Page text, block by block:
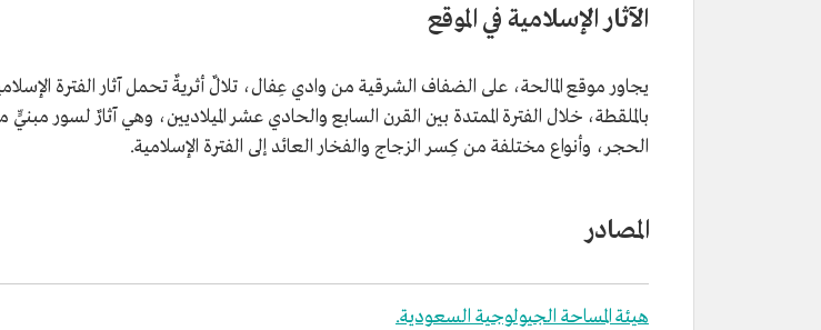
الآثار الإسلامية في الموقع
يجاور موقع المالحة، على الضفاف الشرقية من وادي عِفال، تلالٌ أثريةٌ تحمل آثار الفترة
بالملقطة، خلال الفترة الممتدة بين القرن السابع والحادي عشر الميلاديين، وهي آثارٌ لسور
الحجر، وأنواع مختلفة من كِسر الزجاج والفخار العائد إلى الفترة الإسلامية.
المصادر
هيئة المساحة الجيولوجية السعودية.